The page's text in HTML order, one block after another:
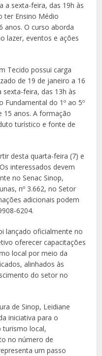
a sexta-feira, das 19h às
ter Ensino Médio
anos. O curso aborda
lazer, eventos e ações
Tecido possui carga
de 19 de janeiro a 16
sexta-feira, das 13h às
Fundamental do 1º ao 5º
15 anos. A formação
turístico e fonte de
desta quarta-feira (7) e
interessados devem
no Senac Sinop,
nº 3.662, no Setor
adicionais podem
6204.
lançado oficialmente no
oferecer capacitações
local por meio da
alinhados às
do setor no
de Sinop, Leidiane
iniciativa para o
turismo local,
no número de
um passo